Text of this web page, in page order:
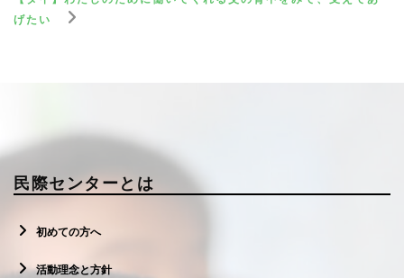
げたい
民際センターとは
初めての方へ
活動理念と方針